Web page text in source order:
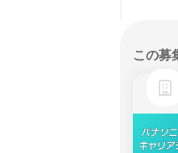
この募